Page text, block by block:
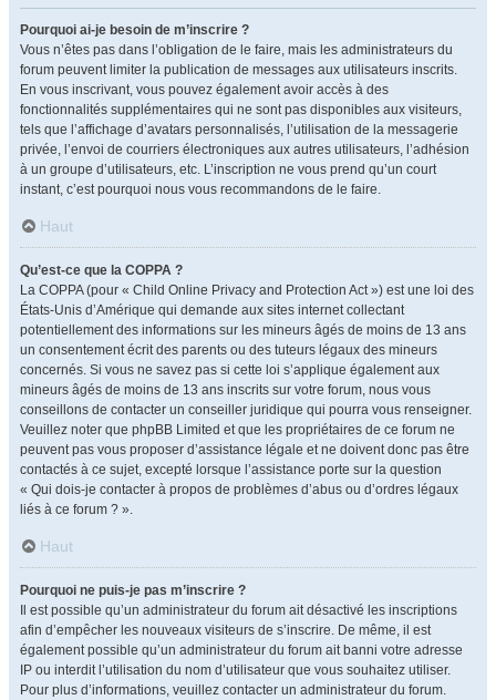
Pourquoi ai-je besoin de m’inscrire ?
Vous n’êtes pas dans l’obligation de le faire, mais les administrateurs du
forum peuvent limiter la publication de messages aux utilisateurs inscrits.
En vous inscrivant, vous pouvez également avoir accès à des
fonctionnalités supplémentaires qui ne sont pas disponibles aux visiteurs,
tels que l’affichage d’avatars personnalisés, l’utilisation de la messagerie
privée, l’envoi de courriers électroniques aux autres utilisateurs, l’adhésion
à un groupe d’utilisateurs, etc. L’inscription ne vous prend qu’un court
instant, c’est pourquoi nous vous recommandons de le faire.
Haut
Qu’est-ce que la COPPA ?
La COPPA (pour « Child Online Privacy and Protection Act ») est une loi des
États-Unis d’Amérique qui demande aux sites internet collectant
potentiellement des informations sur les mineurs âgés de moins de 13 ans
un consentement écrit des parents ou des tuteurs légaux des mineurs
concernés. Si vous ne savez pas si cette loi s’applique également aux
mineurs âgés de moins de 13 ans inscrits sur votre forum, nous vous
conseillons de contacter un conseiller juridique qui pourra vous renseigner.
Veuillez noter que phpBB Limited et que les propriétaires de ce forum ne
peuvent pas vous proposer d’assistance légale et ne doivent donc pas être
contactés à ce sujet, excepté lorsque l’assistance porte sur la question
« Qui dois-je contacter à propos de problèmes d’abus ou d’ordres légaux
liés à ce forum ? ».
Haut
Pourquoi ne puis-je pas m’inscrire ?
Il est possible qu’un administrateur du forum ait désactivé les inscriptions
afin d’empêcher les nouveaux visiteurs de s’inscrire. De même, il est
également possible qu’un administrateur du forum ait banni votre adresse
IP ou interdit l’utilisation du nom d’utilisateur que vous souhaitez utiliser.
Pour plus d’informations, veuillez contacter un administrateur du forum.